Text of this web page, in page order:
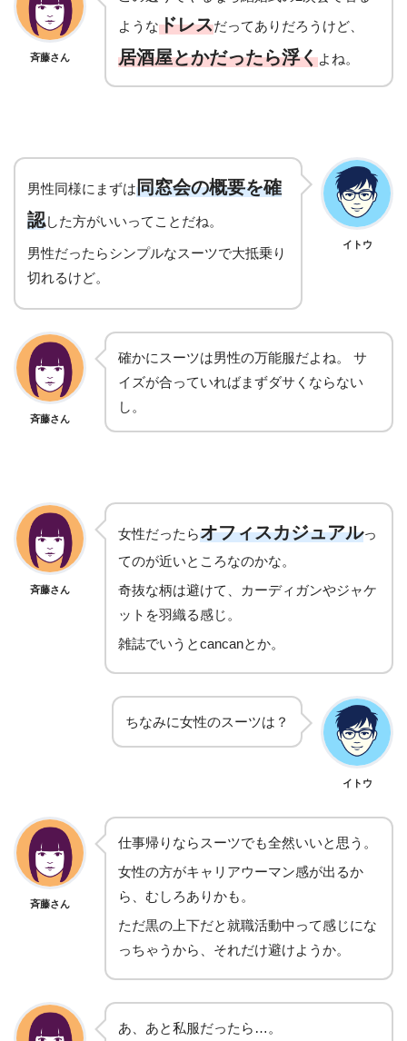
斉藤さん
ようなドレスだってありだろうけど、
居酒屋とかだったら浮くよね。
男性同様にまずは同窓会の概要を確
認した方がいいってことだね。
男性だったらシンプルなスーツで大抵乗り
切れるけど。
イトウ
斉藤さん
確かにスーツは男性の万能服だよね。 サ
イズが合っていればまずダサくならない
し。
斉藤さん
女性だったらオフィスカジュアルっ
てのが近いところなのかな。
奇抜な柄は避けて、カーディガンやジャケ
ットを羽織る感じ。
雑誌でいうとcancanとか。
ちなみに女性のスーツは？
イトウ
斉藤さん
仕事帰りならスーツでも全然いいと思う。
女性の方がキャリアウーマン感が出るか
ら、むしろありかも。
ただ黒の上下だと就職活動中って感じにな
っちゃうから、それだけ避けようか。
あ、あと私服だったら…。